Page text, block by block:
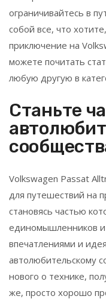
ограничивайтесь в
собой все, что
приключение на
можете почитать
любую другую в
Станьте
Volkswagen Passat
для путешествий на
становясь частью
единомышленников
впечатлениями и
автолюбительскому
нового о технике,
же, просто хорошо